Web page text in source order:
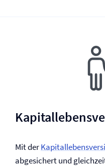
Mit der
abgesichert und